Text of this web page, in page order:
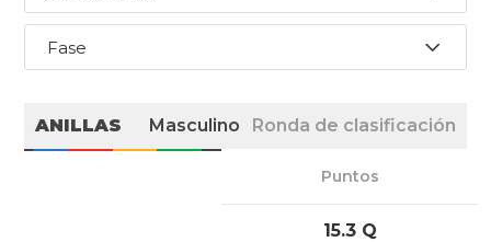
Fase
ANILLAS Masculino Ronda de clasificación
Puntos
15.3 Q